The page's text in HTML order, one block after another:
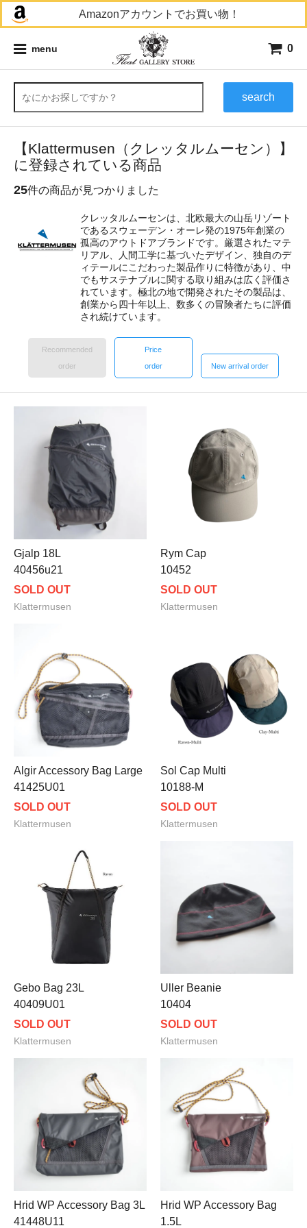
Amazonアカウントでお買い物！
menu 0
search
【Klattermusen（クレッタルムーセン）】
に登録されている商品
25件の商品が見つかりました
クレッタルムーセンは、北欧最大の山岳リゾート
であるスウェーデン・オーレ発の1975年創業の
孤高のアウトドアブランドです。厳選されたマテ
リアル、人間工学に基づいたデザイン、独自のデ
ィテールにこだわった製品作りに特徴があり、中
でもサステナブルに関する取り組みは広く評価さ
れています。極北の地で開発されたその製品は、
創業から四十年以上、数多くの冒険者たちに評価
され続けています。
Recommended
order
Price
order
New arrival order
Gjalp 18L
40456u21
SOLD OUT
Klattermusen
Rym Cap
10452
SOLD OUT
Klattermusen
Algir Accessory Bag Large
41425U01
SOLD OUT
Klattermusen
Sol Cap Multi
10188-M
SOLD OUT
Klattermusen
Gebo Bag 23L
40409U01
SOLD OUT
Klattermusen
Uller Beanie
10404
SOLD OUT
Klattermusen
Hrid WP Accessory Bag 3L
41448U11
Hrid WP Accessory Bag
1.5L